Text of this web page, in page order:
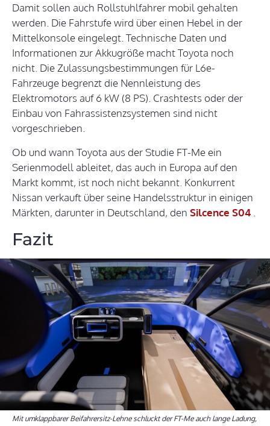
Damit sollen auch Rollstuhlfahrer mobil gehalten
werden. Die Fahrstufe wird über einen Hebel in der
Mittelkonsole eingelegt. Technische Daten und
Informationen zur Akkugröße macht Toyota noch
nicht. Die Zulassungsbestimmungen für L6e-
Fahrzeuge begrenzt die Nennleistung des
Elektromotors auf 6 kW (8 PS). Crashtests oder der
Einbau von Fahrassistenzsystemen sind nicht
vorgeschrieben.
Ob und wann Toyota aus der Studie FT-Me ein
Serienmodell ableitet, das auch in Europa auf den
Markt kommt, ist noch nicht bekannt. Konkurrent
Nissan verkauft über seine Handelsstruktur in einigen
Märkten, darunter in Deutschland, den Silcence S04 .
Fazit
Mit umklappbarer Beifahrersitz-Lehne schluckt der FT-Me auch lange Ladung,